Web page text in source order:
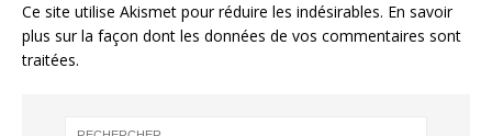
Ce site utilise Akismet pour réduire les indésirables. En savoir
plus sur la façon dont les données de vos commentaires sont
traitées.